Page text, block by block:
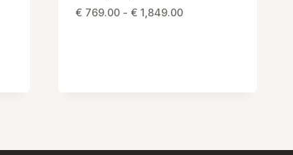
€ 769.00 - € 1,849.00Prijsklasse: